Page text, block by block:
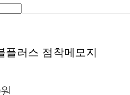
플러스 점착메모지